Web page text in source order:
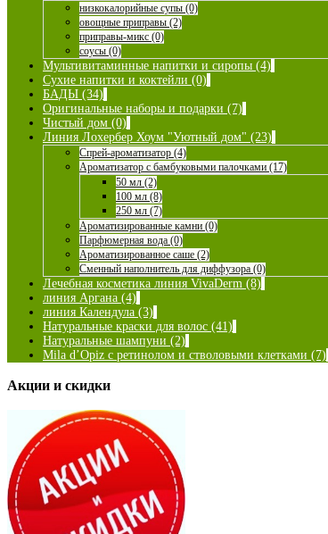
низкокалорийные супы (0)
овощные приправы (2)
приправы-микс (0)
соусы (0)
Мультивитаминные напитки и сиропы (4)
Сухие напитки и коктейли (0)
БАДЫ (34)
Оригинальные наборы и подарки (7)
Чистый дом (0)
Линия Лохербер Хоум "Уютный дом" (23)
Спрей-ароматизатор (4)
Ароматизатор с бамбуковыми палочками (17)
50 мл (2)
100 мл (8)
250 мл (7)
Ароматизированные камни (0)
Парфюмерная вода (0)
Ароматизированное саше (2)
Сменный наполнитель для диффузора (0)
Лечебная косметика линия VivaDerm (8)
линия Аргана (4)
линия Календула (3)
Натуральные краски для волос (41)
Натуральные шампуни (2)
Mila d’Opiz с ретинолом и стволовыми клетками (7)
Акции и скидки